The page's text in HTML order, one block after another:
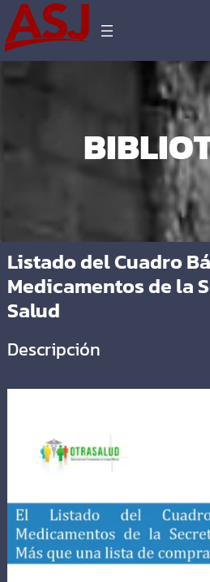
Listado del Cuadro
Medicamentos de la
Salud
Descripción